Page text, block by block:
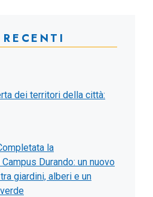
dei territori della città:
la
Durando: un nuovo
giardini, alberi e un